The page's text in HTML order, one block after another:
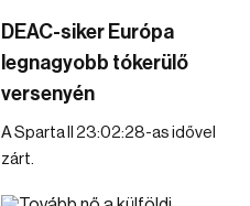
DEAC-siker Európa
legnagyobb tókerülő
versenyén
A Sparta II 23:02:28-as idővel
zárt.